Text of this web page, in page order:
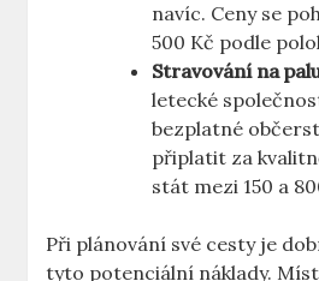
navíc. Ceny se
500 Kč podle
Stravování na
letecké
bezplatné
připlatit za
stát mezi 150 a
Při plánování své cesty je
tyto potenciální náklady.